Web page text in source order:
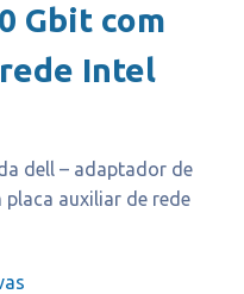
Gbit com
Intel
dell – adaptador de
placa auxiliar de rede